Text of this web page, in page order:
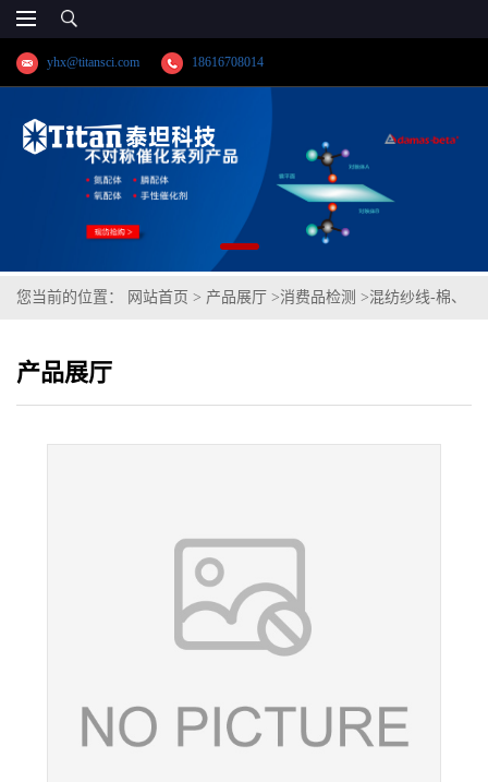
yhx@titansci.com 18616708014
您当前的位置： 网站首页 > 产品展厅 >消费品检测 >混纺纱线-棉、
产品展厅